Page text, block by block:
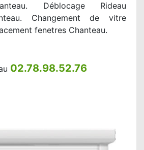
Déblocage Rideau
Changement de vitre
fenetres Chanteau.
02.78.98.52.76